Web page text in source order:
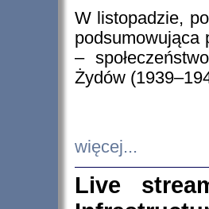
W listopadzie,
podsumowująca
–
Żydów
więcej...
Live